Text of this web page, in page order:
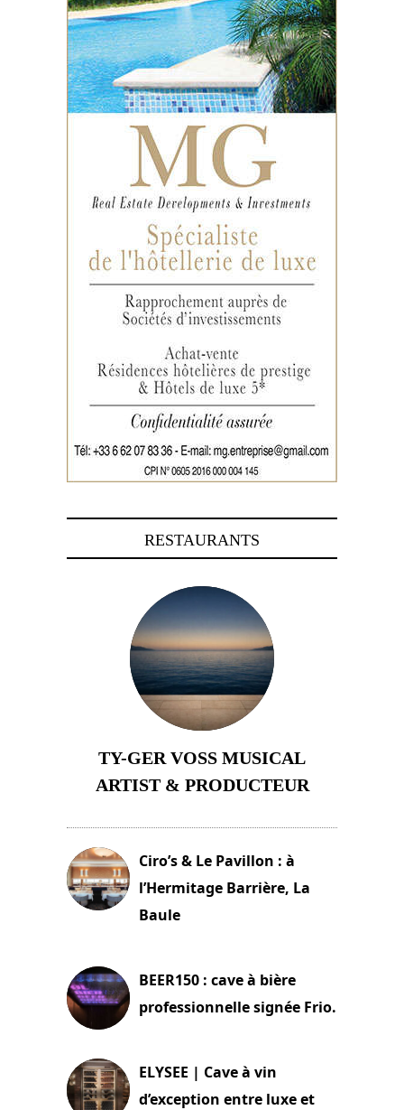
RESTAURANTS
TY-GER VOSS MUSICAL
ARTIST & PRODUCTEUR
Ciro’s & Le Pavillon : à
l’Hermitage Barrière, La
Baule
BEER150 : cave à bière
professionnelle signée Frio.
ELYSEE | Cave à vin
d’exception entre luxe et